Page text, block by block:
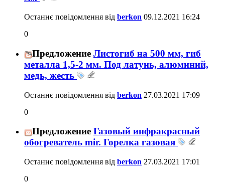
Останнє повідомлення від berkon 09.12.2021 16:24
0
Предложение Листогиб на 500 мм, гиб
металла 1,5-2 мм. Под латунь, алюминий,
медь, жесть
Останнє повідомлення від berkon 27.03.2021 17:09
0
Предложение Газовый инфракрасный
обогреватель mir. Горелка газовая
Останнє повідомлення від berkon 27.03.2021 17:01
0